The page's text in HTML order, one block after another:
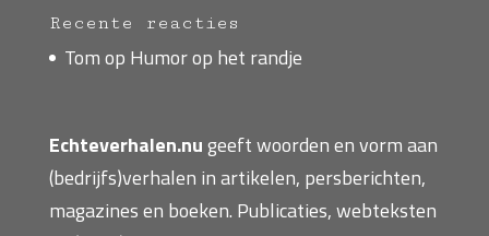
Recente reacties
Tomop Humor op het randje
Echteverhalen.nugeeft woorden en vorm aan
(bedrijfs)verhalen in artikelen, persberichten,
magazines en boeken. Publicaties, webteksten